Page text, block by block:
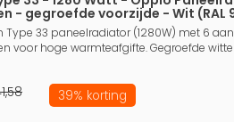
- gegroefde voorzijde - Wit (RAL
Type 33 paneelradiator (1280W) met 6
voor hoge warmteafgifte. Gegroefde witte
39% korting